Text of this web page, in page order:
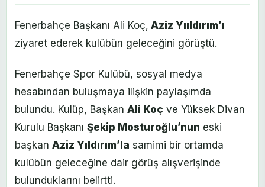
Fenerbahçe Başkanı Ali Koç, Aziz Yııldırım’ı
ziyaret ederek kulübün geleceğini görüştü.
Fenerbahçe Spor Kulübü, sosyal medya
hesabından buluşmaya ilişkin paylaşımda
bulundu. Kulüp, Başkan Ali Koç ve Yüksek Divan
Kurulu Başkanı Şekip Mosturoğlu’nun eski
başkan Aziz Yıldırım’la samimi bir ortamda
kulübün geleceğine dair görüş alışverişinde
bulunduklarını belirtti.